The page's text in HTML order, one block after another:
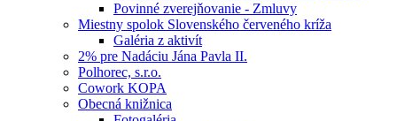
Povinné zverejňovanie - Zmluvy
Miestny spolok Slovenského červeného kríža
Galéria z aktivít
2% pre Nadáciu Jána Pavla II.
Polhorec, s.r.o.
Cowork KOPA
Obecná knižnica